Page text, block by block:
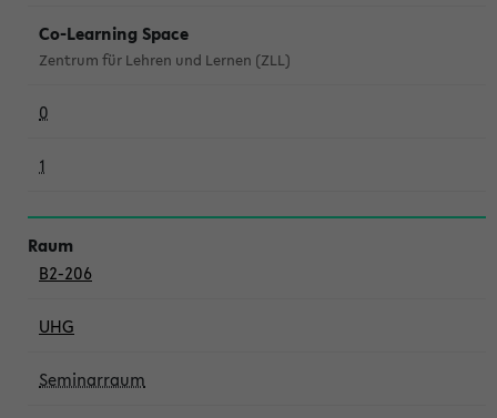
Co-Learning Space
Zentrum für Lehren und Lernen (ZLL)
0
1
B2-206
UHG
Seminarraum